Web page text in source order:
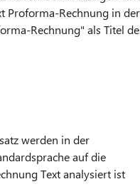
Proforma-Rechnung in der
Rechnung" als Titel
werden in der
auf die
Text analysiert ist